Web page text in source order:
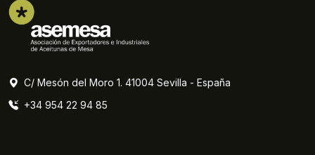
C/ Mesón del Moro 1. 41004 Sevilla - España
+34 954 22 94 85